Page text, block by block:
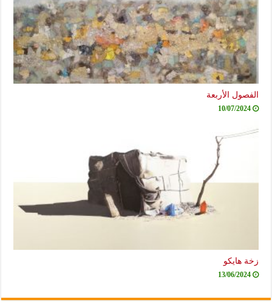
الفصول الأربعة
10/07/2024
زخة هايكو
13/06/2024